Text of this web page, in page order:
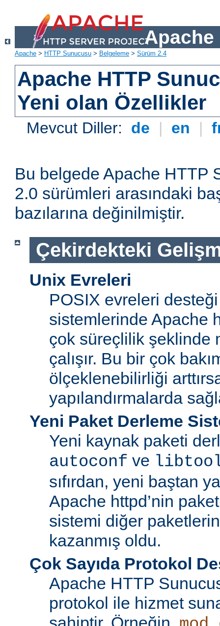
Apache
Apache > HTTP Sunucusu > Belgeleme > Sürüm 2.4
Apache HTTP
Yeni olan Özellikler
Mevcut Diller: de | en |
Bu belgede Apache HTTP
2.0 sürümleri arasındaki
bazılarına değinilmiştir.
Çekirdekteki
Unix Evreleri
POSIX evreleri
sistemlerinde Apache
çok süreçlilik şeklinde
çalışır. Bu bir çok
ölçeklenebilirliği
yapılandırmalarda
Yeni Paket Derleme
Yeni kaynak paketi
autoconf ve
sıfırdan, yeni baştan
Apache httpd’nin
sistemi diğer
kazanmış oldu.
Çok Sayıda Protokol
Apache HTTP
protokol ile hizmet